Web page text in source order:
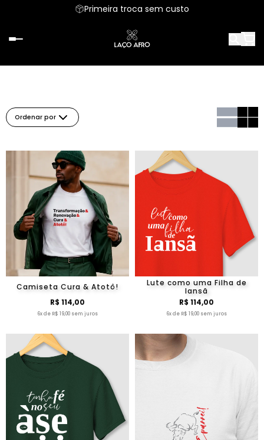
Primeira troca sem custo
Ordenar por
Camiseta Cura & Atotô!
R$ 114,00
6x de R$ 19,00 sem juros
Lute como uma Filha de
Iansã
R$ 114,00
6x de R$ 19,00 sem juros